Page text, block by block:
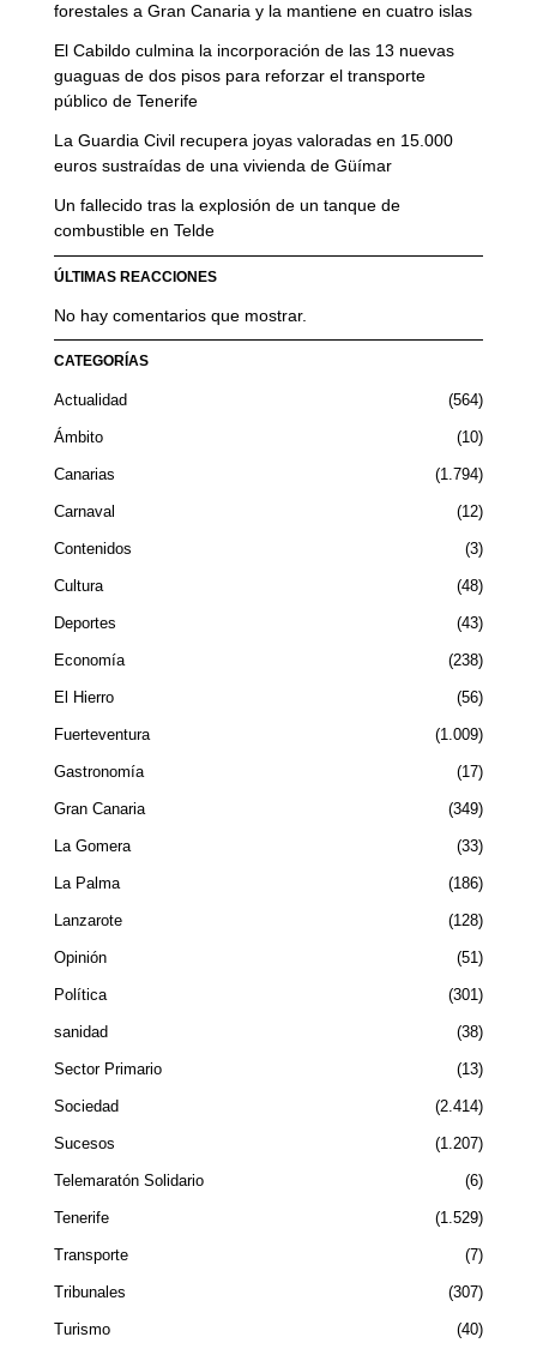
forestales a Gran Canaria y la mantiene en cuatro islas
El Cabildo culmina la incorporación de las 13 nuevas
guaguas de dos pisos para reforzar el transporte
público de Tenerife
La Guardia Civil recupera joyas valoradas en 15.000
euros sustraídas de una vivienda de Güímar
Un fallecido tras la explosión de un tanque de
combustible en Telde
ÚLTIMAS REACCIONES
No hay comentarios que mostrar.
CATEGORÍAS
Actualidad 564
Ámbito 10
Canarias 1.794
Carnaval 12
Contenidos 3
Cultura 48
Deportes 43
Economía 238
El Hierro 56
Fuerteventura 1.009
Gastronomía 17
Gran Canaria 349
La Gomera 33
La Palma 186
Lanzarote 128
Opinión 51
Política 301
sanidad 38
Sector Primario 13
Sociedad 2.414
Sucesos 1.207
Telemaratón Solidario 6
Tenerife 1.529
Transporte 7
Tribunales 307
Turismo 40